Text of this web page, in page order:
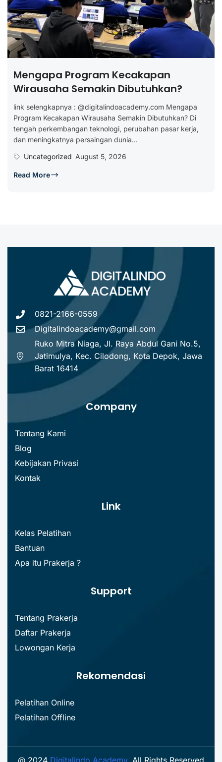
Mengapa Program Kecakapan
Wirausaha Semakin Dibutuhkan?
link selengkapnya : @digitalindoacademy.com Mengapa
Program Kecakapan Wirausaha Semakin Dibutuhkan? Di
tengah perkembangan teknologi, perubahan pasar kerja,
dan meningkatnya persaingan dunia...
Uncategorized August 5, 2026
Read More
0821-2166-0559
Digitalindoacademy@gmail.com
Ruko Mitra Niaga, Jl. Raya Abdul Gani No.5,
Jatimulya, Kec. Cilodong, Kota Depok, Jawa
Barat 16414
Company
Tentang Kami
Blog
Kebijakan Privasi
Kontak
Link
Kelas Pelatihan
Bantuan
Apa itu Prakerja ?
Support
Tentang Prakerja
Daftar Prakerja
Lowongan Kerja
Rekomendasi
Pelatihan Online
Pelatihan Offline